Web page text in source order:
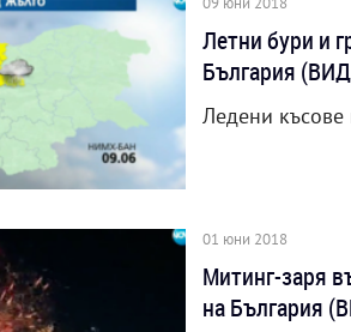
Летни бури и
България
Ледени
01 юни 2018
Митинг-заря
на България